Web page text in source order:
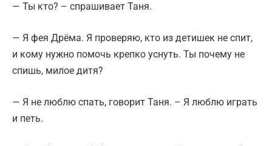
— Ты кто? – спрашивает Таня.
— Я фея Дрёма. Я проверяю, кто из детишек не спит,
и кому нужно помочь крепко уснуть. Ты почему не
спишь, милое дитя?
— Я не люблю спать, говорит Таня. – Я люблю играть
и петь.